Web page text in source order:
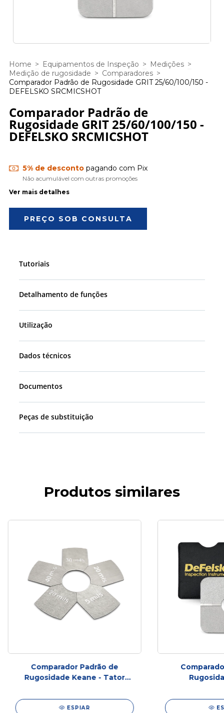
Home > Equipamentos de Inspeção > Medições >
Medição de rugosidade > Comparadores >
Comparador Padrão de Rugosidade GRIT 25/60/100/150 -
DEFELSKO SRCMICSHOT
Comparador Padrão de
Rugosidade GRIT 25/60/100/150 -
DEFELSKO SRCMICSHOT
5% de descontopagando com Pix
Não acumulável com outras promoções
Ver mais detalhes
Tutoriais
Detalhamento de funções
Utilização
Dados técnicos
Documentos
Peças de substituição
Produtos similares
Comparador Padrão de
Rugosidade Keane - Tator
ESPIAR